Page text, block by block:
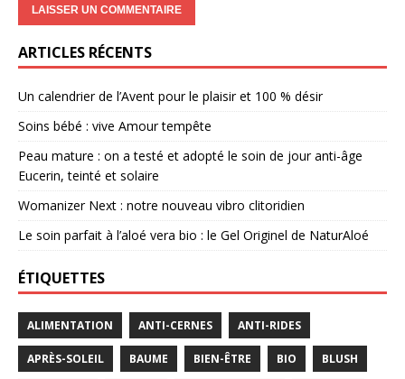
ARTICLES RÉCENTS
Un calendrier de l’Avent pour le plaisir et 100 % désir
Soins bébé : vive Amour tempête
Peau mature : on a testé et adopté le soin de jour anti-âge
Eucerin, teinté et solaire
Womanizer Next : notre nouveau vibro clitoridien
Le soin parfait à l’aloé vera bio : le Gel Originel de NaturAloé
ÉTIQUETTES
ALIMENTATION ANTI-CERNES ANTI-RIDES
APRÈS-SOLEIL BAUME BIEN-ÊTRE BIO BLUSH